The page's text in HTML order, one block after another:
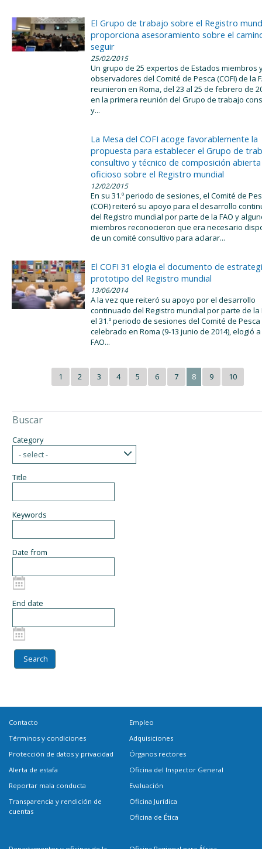
El Grupo de trabajo sobre el Registro
proporciona asesoramiento sobre el
seguir
25/02/2015
Un grupo de 25 expertos de Estados miembros
observadores del Comité de Pesca (COFI) de la
reunieron en Roma, del 23 al 25 de febrero de
en la primera reunión del Grupo de trabajo
y...
La Mesa del COFI acoge favorablemente la
propuesta para establecer el Grupo de
consultivo y técnico de composición abierta
oficioso sobre el Registro mundial
12/02/2015
En su 31.º periodo de sesiones, el Comité de
(COFI) reiteró su apoyo para el desarrollo
del Registro mundial por parte de la FAO y
miembros reconocieron que era necesario
de un comité consultivo para aclarar...
El COFI 31 elogia el documento de
prototipo del Registro mundial
13/06/2014
A la vez que reiteró su apoyo por el desarrollo
continuado del Registro mundial por parte de la
el 31.º periodo de sesiones del Comité de Pesca
celebrado en Roma (9‑13 junio de 2014), elogió
FAO...
1 2 3 4 5 6 7 8 9 10
Buscar
Category
- select -
Title
Keywords
Date from
End date
Contacto
Términos y condiciones
Protección de datos y privacidad
Alerta de estafa
Reportar mala conducta
Transparencia y rendición de
cuentas
Empleo
Adquisiciones
Órganos rectores
Oficina del Inspector General
Evaluación
Oficina Jurídica
Oficina de Ética